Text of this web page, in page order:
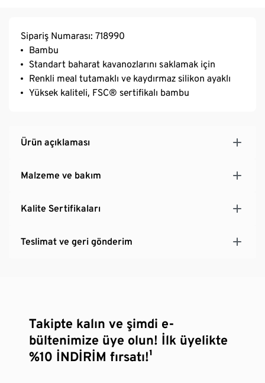
Sipariş Numarası: 718990
Bambu
Standart baharat kavanozlarını saklamak için
Renkli meal tutamaklı ve kaydırmaz silikon ayaklı
Yüksek kaliteli, FSC® sertifikalı bambu
Ürün açıklaması
Malzeme ve bakım
Kalite Sertifikaları
Teslimat ve geri gönderim
Takipte kalın ve şimdi e-
bültenimize üye olun! İlk üyelikte
%10 İNDİRİM fırsatı!¹